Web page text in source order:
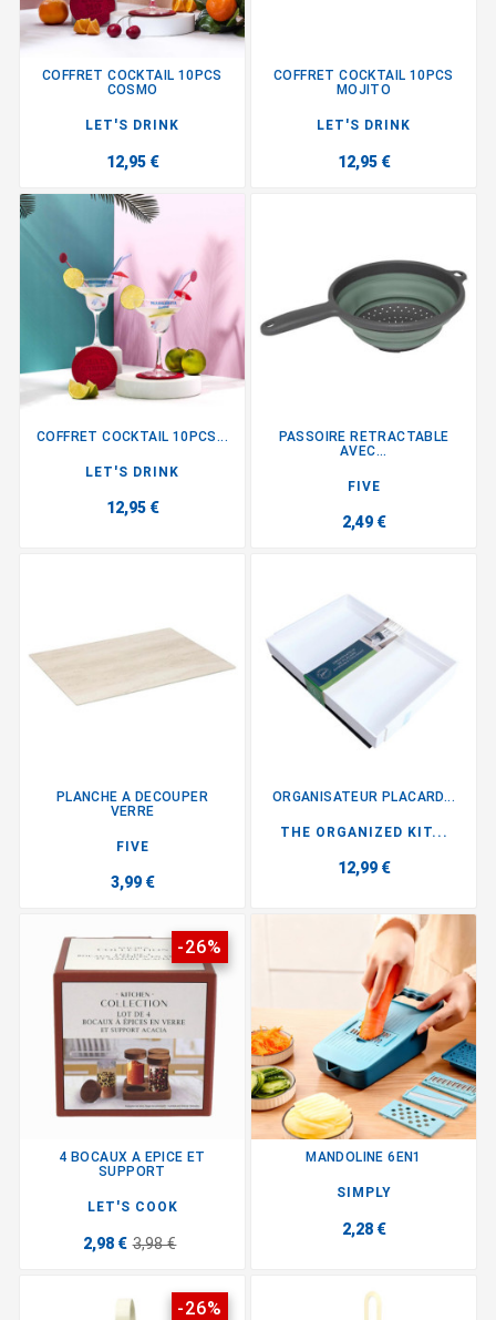
COFFRET COCKTAIL 10PCS
COSMO
LET'S DRINK
12,95 €
COFFRET COCKTAIL 10PCS
MOJITO
LET'S DRINK
12,95 €
COFFRET COCKTAIL 10PCS...
LET'S DRINK
12,95 €
PASSOIRE RETRACTABLE
AVEC...
FIVE
2,49 €
PLANCHE A DECOUPER
VERRE
FIVE
3,99 €
ORGANISATEUR PLACARD...
THE ORGANIZED KIT...
12,99 €
-26%
4 BOCAUX A EPICE ET
SUPPORT
LET'S COOK
2,98 € 3,98 €
MANDOLINE 6EN1
SIMPLY
2,28 €
-26%